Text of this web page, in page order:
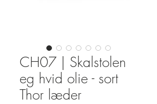
CH07 | Skalstolen
eg hvid olie - sort
Thor læder